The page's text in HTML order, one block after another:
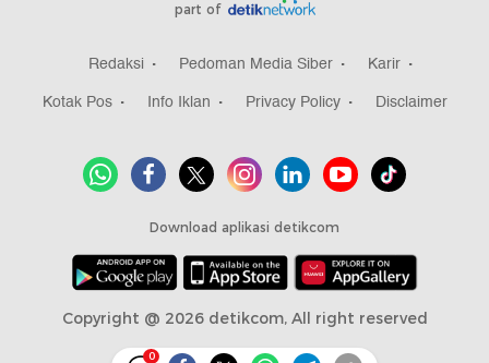
0
part of
Redaksi Pedoman Media Siber
Karir
Kotak Pos
Info Iklan Privacy Policy Disclaimer
Download aplikasi detikcom
Copyright @ 2026 detikcom, All right reserved